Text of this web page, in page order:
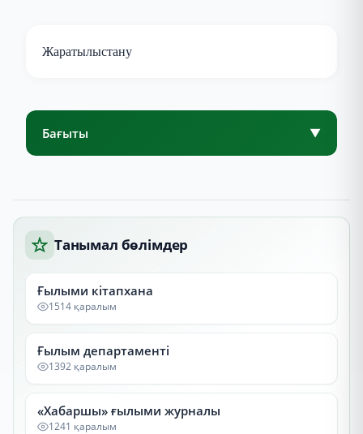
Жаратылыстану
Бағыты ▼
Танымал бөлімдер
Ғылыми кітапхана
1514 қаралым
Ғылым департаменті
1392 қаралым
«Хабаршы» ғылыми журналы
1241 қаралым